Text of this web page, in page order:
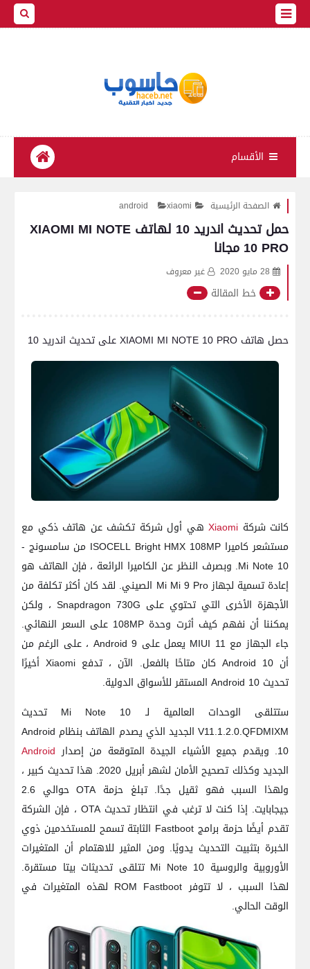
الأقسام
الصفحة الرئيسية android xiaomi
حمل تحديث اندريد 10 لهاتف XIAOMI MI NOTE
10 PRO مجانا
28 مايو 2020 غير معروف
خط المقالة
حصل هاتف XIAOMI MI NOTE 10 PRO على تحديث اندريد 10
كانت شركة Xiaomi هي أول شركة تكشف عن هاتف ذكي مع
مستشعر كاميرا ISOCELL Bright HMX 108MP من سامسونج -
Mi Note 10. وبصرف النظر عن الكاميرا الرائعة ، فإن الهاتف هو
إعادة تسمية لجهاز Mi Mi 9 Pro الصيني. لقد كان أكثر تكلفة من
الأجهزة الأخرى التي تحتوي على Snapdragon 730G ، ولكن
يمكننا أن نفهم كيف أثرت وحدة 108MP على السعر النهائي.
جاء الجهاز مع MIUI 11 يعمل على Android 9 ، على الرغم من
أن Android 10 كان متاحًا بالفعل. الآن ، تدفع Xiaomi أخيرًا
تحديث Android 10 المستقر للأسواق الدولية.
ستتلقى الوحدات العالمية لـ Mi Note 10 تحديث
V11.1.2.0.QFDMIXM الجديد الذي يصدم الهاتف بنظام Android
10. ويقدم جميع الأشياء الجيدة المتوقعة من إصدار
Android
الجديد وكذلك تصحيح الأمان لشهر أبريل 2020. هذا تحديث كبير ،
ولهذا السبب فهو ثقيل جدًا. تبلغ حزمة OTA حوالي 2.6
جيجابايت. إذا كنت لا ترغب في انتظار تحديث OTA ، فإن الشركة
تقدم أيضًا حزمة برامج Fastboot الثابتة تسمح للمستخدمين ذوي
الخبرة بتثبيت التحديث يدويًا. ومن المثير للاهتمام أن المتغيرات
الأوروبية والروسية Mi Note 10 تتلقى تحديثات بيتا مستقرة.
لهذا السبب ، لا تتوفر ROM Fastboot لهذه المتغيرات في
الوقت الحالي.